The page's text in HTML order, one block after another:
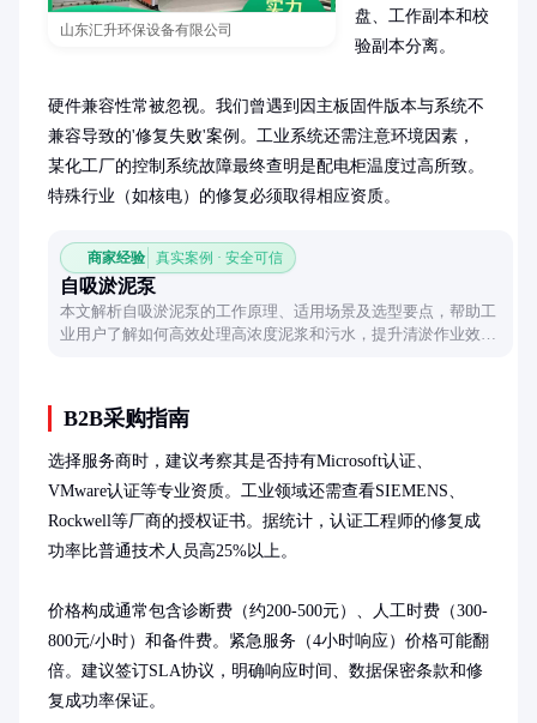
山东汇升环保设备有限公司
盘、工作副本和校
验副本分离。
硬件兼容性常被忽视。我们曾遇到因主板固件版本与系统不
兼容导致的'修复失败'案例。工业系统还需注意环境因素，
某化工厂的控制系统故障最终查明是配电柜温度过高所致。
特殊行业（如核电）的修复必须取得相应资质。
商家经验 真实案例 · 安全可信
自吸淤泥泵
本文解析自吸淤泥泵的工作原理、适用场景及选型要点，帮助工
业用户了解如何高效处理高浓度泥浆和污水，提升清淤作业效
B2B采购指南
选择服务商时，建议考察其是否持有Microsoft认证、
VMware认证等专业资质。工业领域还需查看SIEMENS、
Rockwell等厂商的授权证书。据统计，认证工程师的修复成
功率比普通技术人员高25%以上。
价格构成通常包含诊断费（约200-500元）、人工时费（300-
800元/小时）和备件费。紧急服务（4小时响应）价格可能翻
倍。建议签订SLA协议，明确响应时间、数据保密条款和修
复成功率保证。